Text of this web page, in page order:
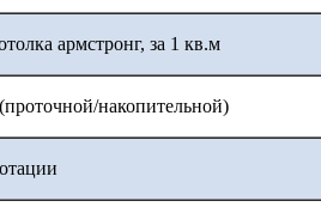
армстронг, за 1 кв.м
накопительной)